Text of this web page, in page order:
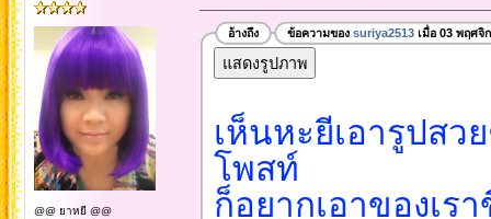
@@ ยาหยี @@
อ้างถึง ข้อความของ suriya2513เมื่อ 03 พฤศจิ
เห็นหะยีเอารูปสว
โพสท์
ก็อยากเอาของเร